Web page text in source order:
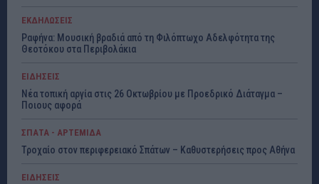
ΕΚΔΗΛΩΣΕΙΣ
Ραφήνα: Μουσική βραδιά από τη Φιλόπτωχο Αδελφότητα της
Θεοτόκου στα Περιβολάκια
ΕΙΔΗΣΕΙΣ
Νέα τοπική αργία στις 26 Οκτωβρίου με Προεδρικό Διάταγμα –
Ποιους αφορά
ΣΠΑΤΑ - ΑΡΤΕΜΙΔΑ
Τροχαίο στον περιφερειακό Σπάτων – Καθυστερήσεις προς Αθήνα
ΕΙΔΗΣΕΙΣ